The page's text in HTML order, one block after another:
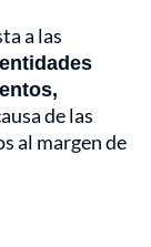
a las
entidades
de las
al margen de